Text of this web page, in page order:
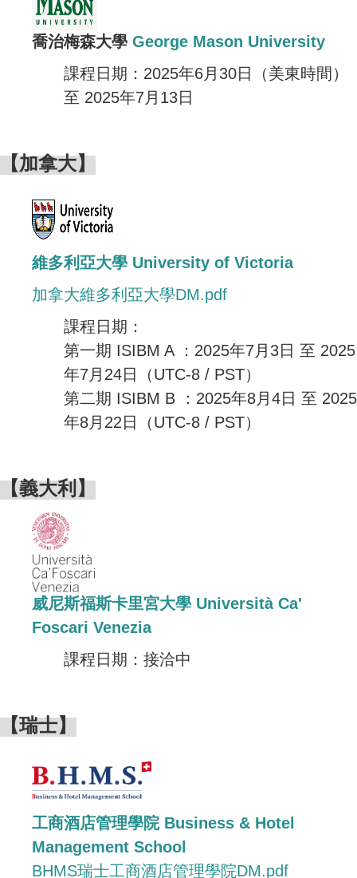
喬治梅森大學 George Mason University
課程日期：2025年6月30日（美東時間）
至 2025年7月13日
【加拿大】
維多利亞大學 University of Victoria
加拿大維多利亞大學DM.pdf
課程日期：
第一期 ISIBM A ：2025年7月3日 至 2025
年7月24日（UTC-8 / PST）
第二期 ISIBM B ：2025年8月4日 至 2025
年8月22日
（UTC-8 / PST）
【義大利】
威尼斯福斯卡里宮大學 Università Ca'
Foscari Venezia
課程日期：接洽中
【瑞士】
工商酒店管理學院 Business & Hotel
Management School
BHMS瑞士工商酒店管理學院DM.pdf